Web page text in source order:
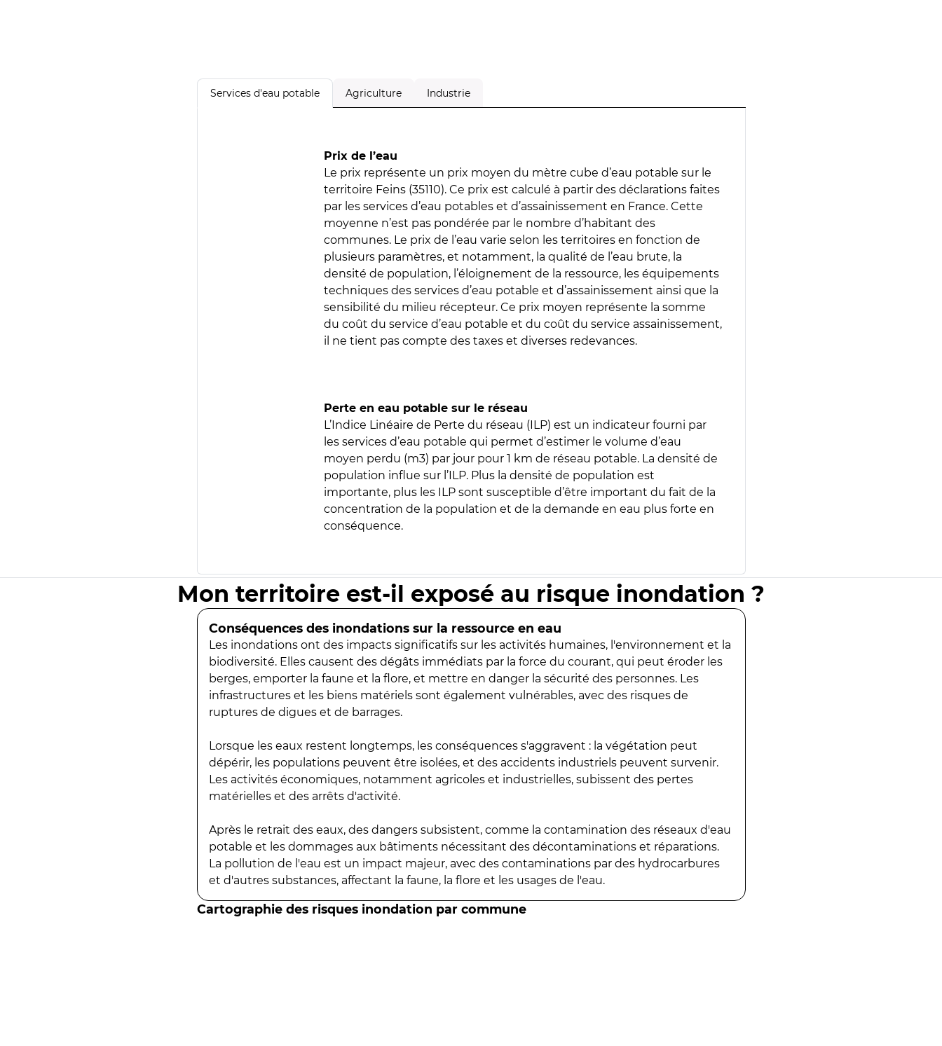
Services d'eau potable Agriculture Industrie
Prix de l’eau
Le prix représente un prix moyen du mètre cube d’eau potable sur le
territoire Feins (35110). Ce prix est calculé à partir des déclarations faites
par les services d’eau potables et d’assainissement en France. Cette
moyenne n’est pas pondérée par le nombre d’habitant des
communes. Le prix de l’eau varie selon les territoires en fonction de
plusieurs paramètres, et notamment, la qualité de l’eau brute, la
densité de population, l’éloignement de la ressource, les équipements
techniques des services d’eau potable et d’assainissement ainsi que la
sensibilité du milieu récepteur. Ce prix moyen représente la somme
du coût du service d’eau potable et du coût du service assainissement,
il ne tient pas compte des taxes et diverses redevances.
Perte en eau potable sur le réseau
L’Indice Linéaire de Perte du réseau (ILP) est un indicateur fourni par
les services d’eau potable qui permet d’estimer le volume d’eau
moyen perdu (m3) par jour pour 1 km de réseau potable. La densité de
population influe sur l’ILP. Plus la densité de population est
importante, plus les ILP sont susceptible d’être important du fait de la
concentration de la population et de la demande en eau plus forte en
conséquence.
Mon territoire est-il exposé au risque inondation ?
Conséquences des inondations sur la ressource en eau
Les inondations ont des impacts significatifs sur les activités humaines, l'environnement et la
biodiversité. Elles causent des dégâts immédiats par la force du courant, qui peut éroder les
berges, emporter la faune et la flore, et mettre en danger la sécurité des personnes. Les
infrastructures et les biens matériels sont également vulnérables, avec des risques de
ruptures de digues et de barrages.
Lorsque les eaux restent longtemps, les conséquences s'aggravent : la végétation peut
dépérir, les populations peuvent être isolées, et des accidents industriels peuvent survenir.
Les activités économiques, notamment agricoles et industrielles, subissent des pertes
matérielles et des arrêts d'activité.
Après le retrait des eaux, des dangers subsistent, comme la contamination des réseaux d'eau
potable et les dommages aux bâtiments nécessitant des décontaminations et réparations.
La pollution de l'eau est un impact majeur, avec des contaminations par des hydrocarbures
et d'autres substances, affectant la faune, la flore et les usages de l'eau.
Cartographie des risques inondation par commune